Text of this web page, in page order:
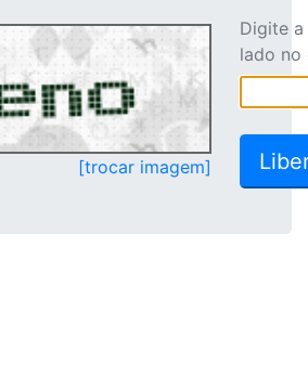
[trocar imagem]
Digite
lado no